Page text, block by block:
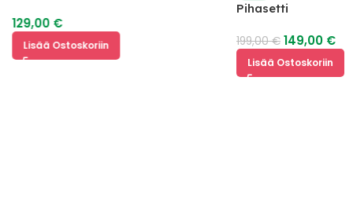
129,00 €
Lisää Ostoskoriin
Pihasetti
199,00€ 149,00 €
Lisää Ostoskoriin